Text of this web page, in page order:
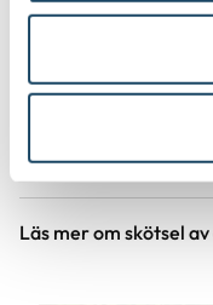
Läs mer om skötsel